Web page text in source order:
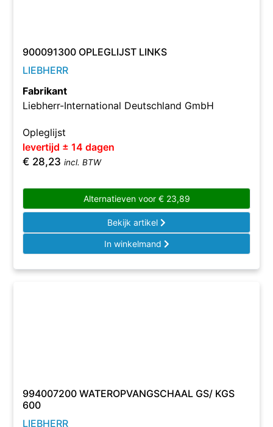
900091300 OPLEGLIJST LINKS
LIEBHERR
Fabrikant
Liebherr-International Deutschland GmbH
Opleglijst
levertijd ± 14 dagen
€ 28,23 incl. BTW
Alternatieven voor €23,89
Bekijk artikel
In winkelmand
994007200 WATEROPVANGSCHAAL GS/ KGS
600
LIEBHERR